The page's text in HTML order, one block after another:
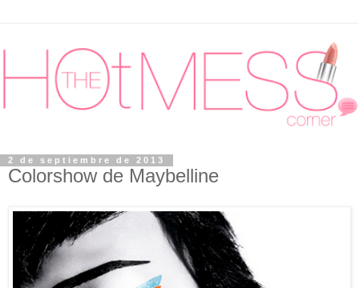
2 de septiembre de 2013
Colorshow de Maybelline